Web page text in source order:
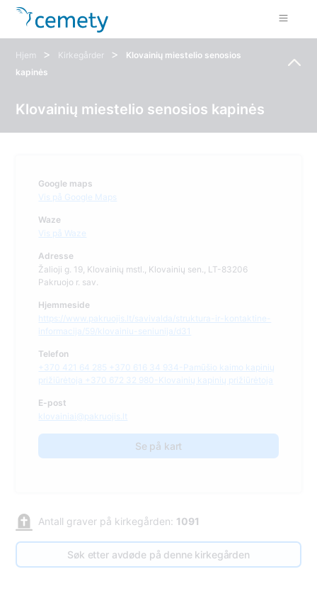
Hjem > Kirkegårder >
Klovainių miestelio senosios
kapinės
Klovainių miestelio senosios kapinės
Google maps
Vis på Google Maps
Waze
Vis på Waze
Adresse
Žalioji g. 19, Klovainių mstl., Klovainių sen., LT-83206
Pakruojo r. sav.
Hjemmeside
https://www.pakruojis.lt/savivalda/struktura-ir-kontaktine-
informacija/59/klovainiu-seniunija/d31
Telefon
+370 421 64 285 +370 616 34 934-Pamūšio kaimo kapinių
prižiūrėtoja +370 672 32 980-Klovainių kapinių prižiūrėtoja
E-post
klovainiai@pakruojis.lt
Se på kart
Antall graver på kirkegården: 1091
Søk etter avdøde på denne kirkegården